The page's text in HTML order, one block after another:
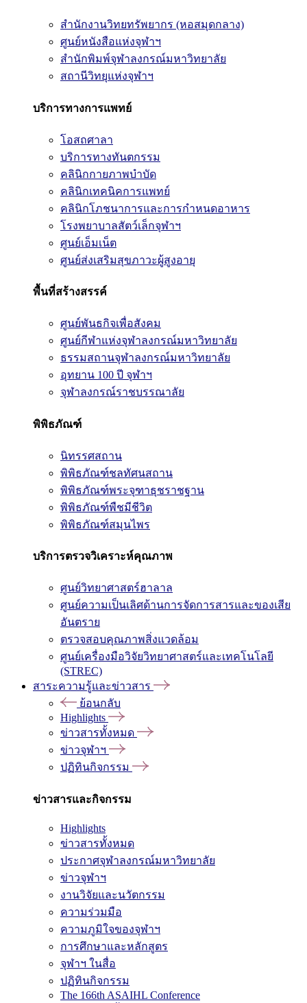
สำนักงานวิทยทรัพยากร (หอสมุดกลาง)
ศูนย์หนังสือแห่งจุฬาฯ
สำนักพิมพ์จุฬาลงกรณ์มหาวิทยาลัย
สถานีวิทยุแห่งจุฬาฯ
บริการทางการแพทย์
โอสถศาลา
บริการทางทันตกรรม
คลินิกกายภาพบำบัด
คลินิกเทคนิคการแพทย์
คลินิกโภชนาการและการกำหนดอาหาร
โรงพยาบาลสัตว์เล็กจุฬาฯ
ศูนย์เอ็มเน็ต
ศูนย์ส่งเสริมสุขภาวะผู้สูงอายุ
พื้นที่สร้างสรรค์
ศูนย์พันธกิจเพื่อสังคม
ศูนย์กีฬาแห่งจุฬาลงกรณ์มหาวิทยาลัย
ธรรมสถานจุฬาลงกรณ์มหาวิทยาลัย
อุทยาน 100 ปี จุฬาฯ
จุฬาลงกรณ์ราชบรรณาลัย
พิพิธภัณฑ์
นิทรรศสถาน
พิพิธภัณฑ์ชลทัศนสถาน
พิพิธภัณฑ์พระจุฑาธุชราชฐาน
พิพิธภัณฑ์พืชมีชีวิต
พิพิธภัณฑ์สมุนไพร
บริการตรวจวิเคราะห์คุณภาพ
ศูนย์วิทยาศาสตร์ฮาลาล
ศูนย์ความเป็นเลิศด้านการจัดการสารและของเสีย
อันตราย
ตรวจสอบคุณภาพสิ่งแวดล้อม
ศูนย์เครื่องมือวิจัยวิทยาศาสตร์และเทคโนโลยี
(STREC)
สาระความรู้และข่าวสาร
ย้อนกลับ
Highlights
ข่าวสารทั้งหมด
ข่าวจุฬาฯ
ปฏิทินกิจกรรม
ข่าวสารและกิจกรรม
Highlights
ข่าวสารทั้งหมด
ประกาศจุฬาลงกรณ์มหาวิทยาลัย
ข่าวจุฬาฯ
งานวิจัยและนวัตกรรม
ความร่วมมือ
ความภูมิใจของจุฬาฯ
การศึกษาและหลักสูตร
จุฬาฯ ในสื่อ
ปฏิทินกิจกรรม
The 166th ASAIHL Conference